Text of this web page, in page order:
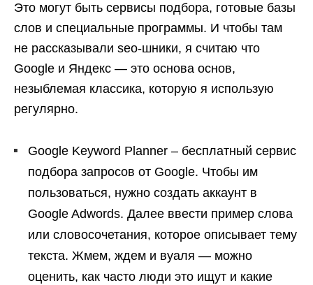
Это могут быть сервисы подбора, готовые базы
слов и специальные программы. И чтобы там
не рассказывали sео-шники, я считаю что
Google и Яндекс — это основа основ,
незыблемая классика, которую я использую
регулярно.
Google Keyword Planner – бесплатный сервис
подбора запросов от Google. Чтобы им
пользоваться, нужно создать аккаунт в
Google Adwords. Далее ввести пример слова
или словосочетания, которое описывает тему
текста. Жмем, ждем и вуаля — можно
оценить, как часто люди это ищут и какие